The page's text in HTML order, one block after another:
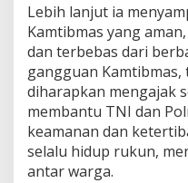
e
s
a
Lebih lanjut ia
Kamtibmas yang
dan terbebas dari
gangguan
diharapkan mengajak
membantu TNI dan
keamanan dan
selalu hidup rukun,
antar warga.